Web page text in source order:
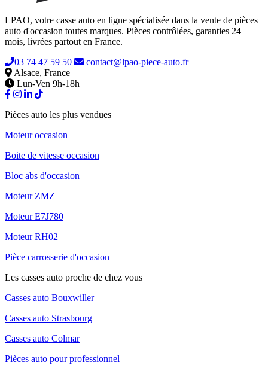
LPAO, votre casse auto en ligne spécialisée dans la vente de pièces
auto d'occasion toutes marques. Pièces contrôlées, garanties 24
mois, livrées partout en France.
03 74 47 59 50
contact@lpao-piece-auto.fr
Alsace, France
Lun-Ven 9h-18h
Pièces auto les plus vendues
Moteur occasion
Boite de vitesse occasion
Bloc abs d'occasion
Moteur ZMZ
Moteur E7J780
Moteur RH02
Pièce carrosserie d'occasion
Les casses auto proche de chez vous
Casses auto Bouxwiller
Casses auto Strasbourg
Casses auto Colmar
Pièces auto pour professionnel